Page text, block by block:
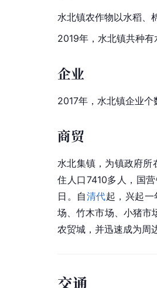
水北镇农作物以水稻、
2019年，水北镇共种
企业
2017年，水北镇企业
商贸
水北集镇，为镇政府所
住人口7410多人，国
日。自清代起，兴起
场、竹木市场、小猪市
农贸城，并迅速成为周
交通